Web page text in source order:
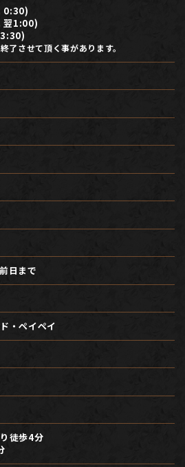
0:30)
翌1:00)
させて頂く事があります。
日まで
・ペイペイ
徒歩4分